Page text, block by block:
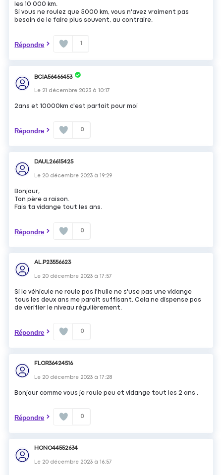
les 10 000 km.
Si vous ne roulez que 5000 km, vous n'avez vraiment pas
besoin de le faire plus souvent, au contraire.
Répondre 1
BCIA56466453
Le 21 décembre 2023 à10:17
2ans et 10000km c'est parfait pour moi
Répondre 0
DAUL26615425
Le 20 décembre 2023 à19:29
Bonjour,
Ton père a raison.
Fais ta vidange tout les ans.
Répondre 0
AL.P23556623
Le 20 décembre 2023 à17:57
Si le véhicule ne roule pas l'huile ne s'use pas une vidange
tous les deux ans me paraît suffisant. Cela ne dispense pas
de vérifier le niveau régulièrement.
Répondre 0
FLOR36424516
Le 20 décembre 2023 à17:28
Bonjour comme vous je roule peu et vidange tout les 2 ans .
Répondre 0
HONO44552634
Le 20 décembre 2023 à16:57